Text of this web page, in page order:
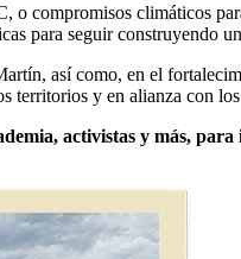
compromisos climáticos
para seguir construyendo
así como, en el
territorios y en alianza con
activistas y más,